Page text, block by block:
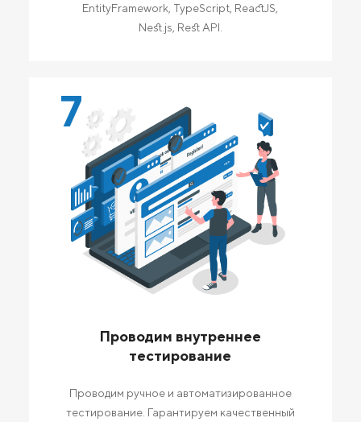
EntityFramework, TypeScript, ReactJS,
Nest.js, Rest API.
7
Проводим внутреннее
тестирование
Проводим ручное и автоматизированное
тестирование. Гарантируем качественный